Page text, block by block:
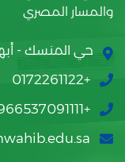
والمسار المصري
حي المنسك -
+0172261122
+966537091111